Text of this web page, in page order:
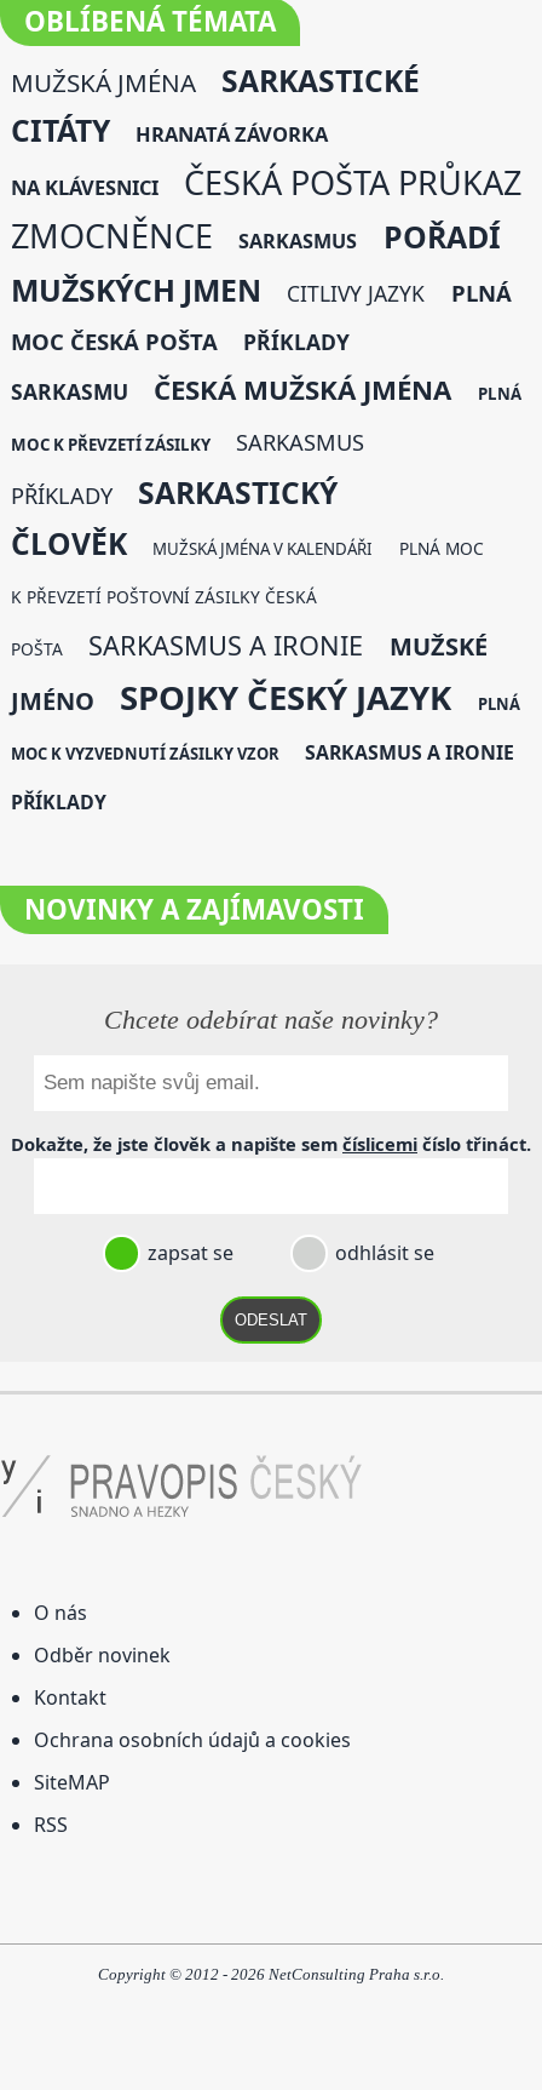
OBLÍBENÁTÉMATA
MUŽSKÁ JMÉNA
SARKASTICKÉ
CITÁTY
HRANATÁ ZÁVORKA
NA KLÁVESNICI
ČESKÁ POŠTA PRŮKAZ
ZMOCNĚNCE
SARKASMUS
POŘADÍ
MUŽSKÝCH JMEN
CITLIVY JAZYK
PLNÁ
MOC ČESKÁ POŠTA
PŘÍKLADY
SARKASMU
ČESKÁ MUŽSKÁ JMÉNA PLNÁ
MOC K PŘEVZETÍ ZÁSILKY
SARKASMUS
PŘÍKLADY
SARKASTICKÝ
ČLOVĚK
MUŽSKÁ JMÉNA V KALENDÁŘI PLNÁ MOC
K PŘEVZETÍ POŠTOVNÍ ZÁSILKY ČESKÁ
POŠTA SARKASMUS A IRONIE
MUŽSKÉ
JMÉNO
SPOJKY ČESKÝ JAZYK PLNÁ
MOC K VYZVEDNUTÍ ZÁSILKY VZOR
SARKASMUS A IRONIE
PŘÍKLADY
NOVINKYA ZAJÍMAVOSTI
Chcete odebírat naše novinky?
Dokažte, že jste člověk a napište sem číslicemi číslo třináct.
zapsat se odhlásit se
ODESLAT
O nás
Odběr novinek
Kontakt
Ochrana osobních údajů a cookies
SiteMAP
RSS
Copyright © 2012 - 2026 NetConsulting Praha s.r.o.